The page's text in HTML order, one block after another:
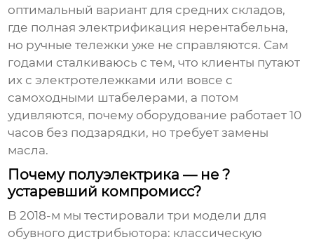
оптимальный вариант для средних складов,
где полная электрификация нерентабельна,
но ручные тележки уже не справляются. Сам
годами сталкиваюсь с тем, что клиенты путают
их с электротележками или вовсе с
самоходными штабелерами, а потом
удивляются, почему оборудование работает 10
часов без подзарядки, но требует замены
масла.
Почему полуэлектрика — не ?
устаревший компромисс?
В 2018-м мы тестировали три модели для
обувного дистрибьютора: классическую